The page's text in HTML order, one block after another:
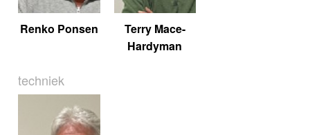
Renko Ponsen
Terry Mace-
Hardyman
techniek